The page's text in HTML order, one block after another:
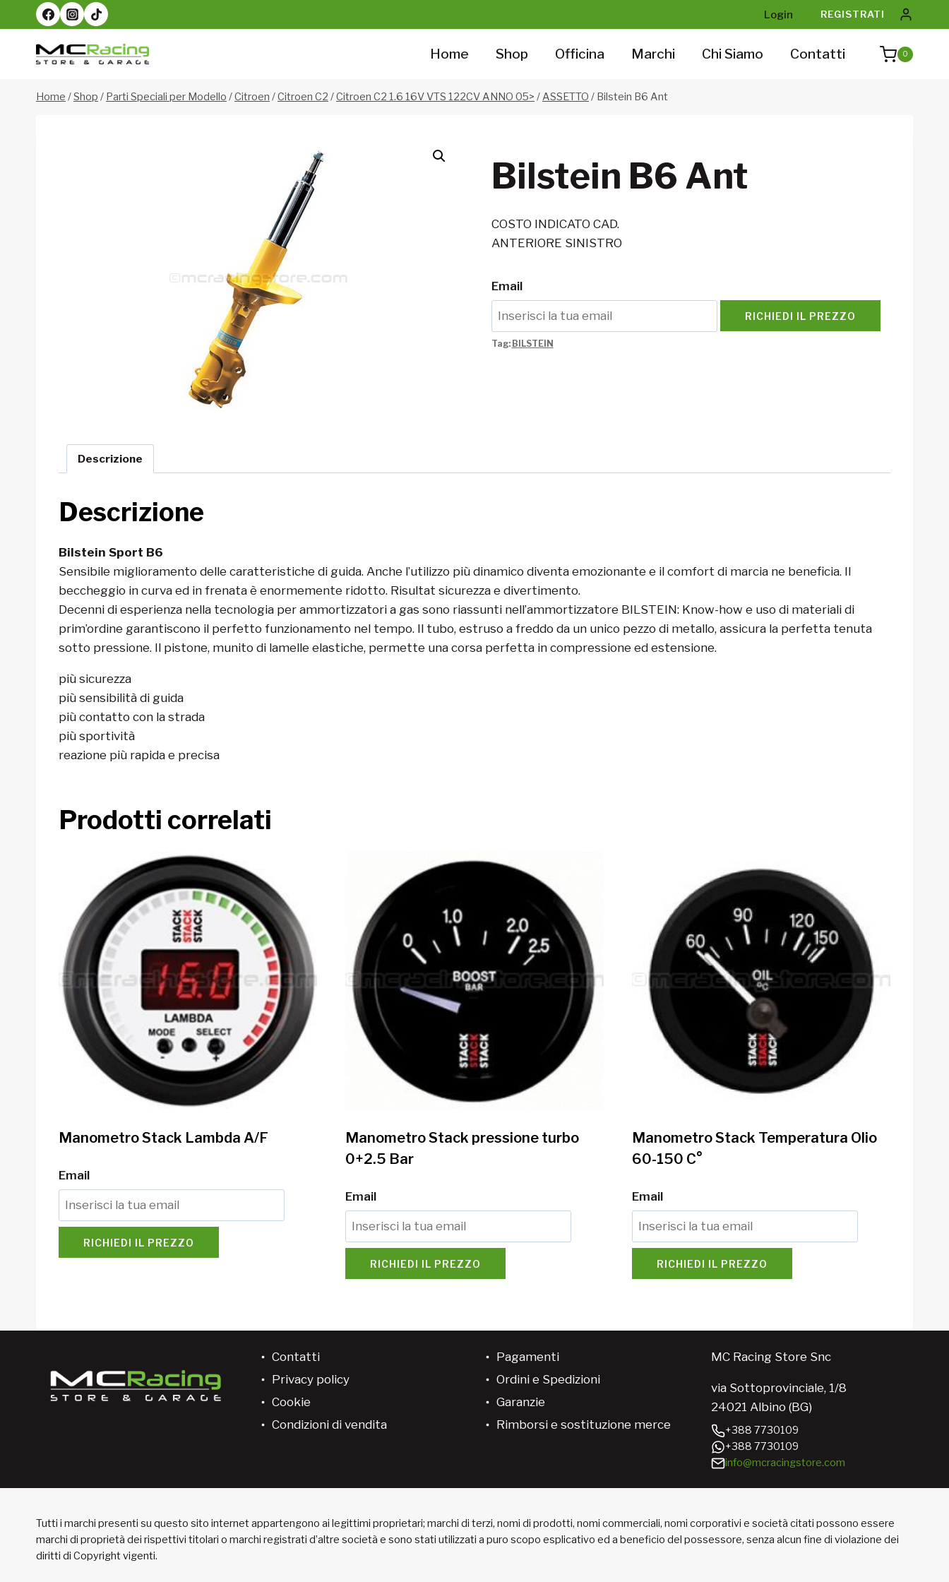
al
contenuto
Login REGISTRATI
Home Shop Officina Marchi Chi Siamo Contatti 0
Home /Shop / Parti Speciali per Modello /Citroen /Citroen C2 /Citroen C2 1.6 16V VTS 122CV ANNO 05> /ASSETTO / Bilstein B6 Ant
Bilstein B6 Ant
COSTO INDICATO CAD.
ANTERIORE SINISTRO
Email
RICHIEDI IL PREZZO
Tag: BILSTEIN
Descrizione
Descrizione
Bilstein Sport B6
Sensibile miglioramento delle caratteristiche di guida. Anche l’utilizzo più dinamico diventa emozionante e il comfort di marcia ne beneficia. Il
beccheggio in curva ed in frenata è enormemente ridotto. Risultat sicurezza e divertimento.
Decenni di esperienza nella tecnologia per ammortizzatori a gas sono riassunti nell’ammortizzatore BILSTEIN: Know-how e uso di materiali di
prim’ordine garantiscono il perfetto funzionamento nel tempo. Il tubo, estruso a freddo da un unico pezzo di metallo, assicura la perfetta tenuta
sotto pressione. Il pistone, munito di lamelle elastiche, permette una corsa perfetta in compressione ed estensione.
più sicurezza
più sensibilità di guida
più contatto con la strada
più sportività
reazione più rapida e precisa
Prodotti correlati
Manometro Stack Lambda A/F
Email
RICHIEDI IL PREZZO
Manometro Stack pressione turbo
0+2.5 Bar
Email
RICHIEDI IL PREZZO
Manometro Stack Temperatura Olio
60-150 C°
Email
RICHIEDI IL PREZZO
Contatti
Privacy policy
Cookie
Condizioni di vendita
Pagamenti
Ordini e Spedizioni
Garanzie
Rimborsi e sostituzione merce
MC Racing Store Snc
via Sottoprovinciale, 1/8
24021 Albino (BG)
+388 7730109
+388 7730109
info@mcracingstore.com
Tutti i marchi presenti su questo sito internet appartengono ai legittimi proprietari; marchi di terzi, nomi di prodotti, nomi commerciali, nomi corporativi e società citati possono essere
marchi di proprietà dei rispettivi titolari o marchi registrati d’altre società e sono stati utilizzati a puro scopo esplicativo ed a beneficio del possessore, senza alcun fine di violazione dei
diritti di Copyright vigenti.